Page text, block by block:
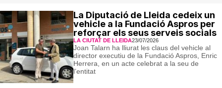
La Diputació de Lleida cedeix un
vehicle a la Fundació Aspros per
reforçar els seus serveis socials
LA CIUTAT DE LLEIDA23/07/2026
Joan Talarn ha lliurat les claus del vehicle al
director executiu de la Fundació Aspros, Enric
Herrera, en un acte celebrat a la seu de
l’entitat